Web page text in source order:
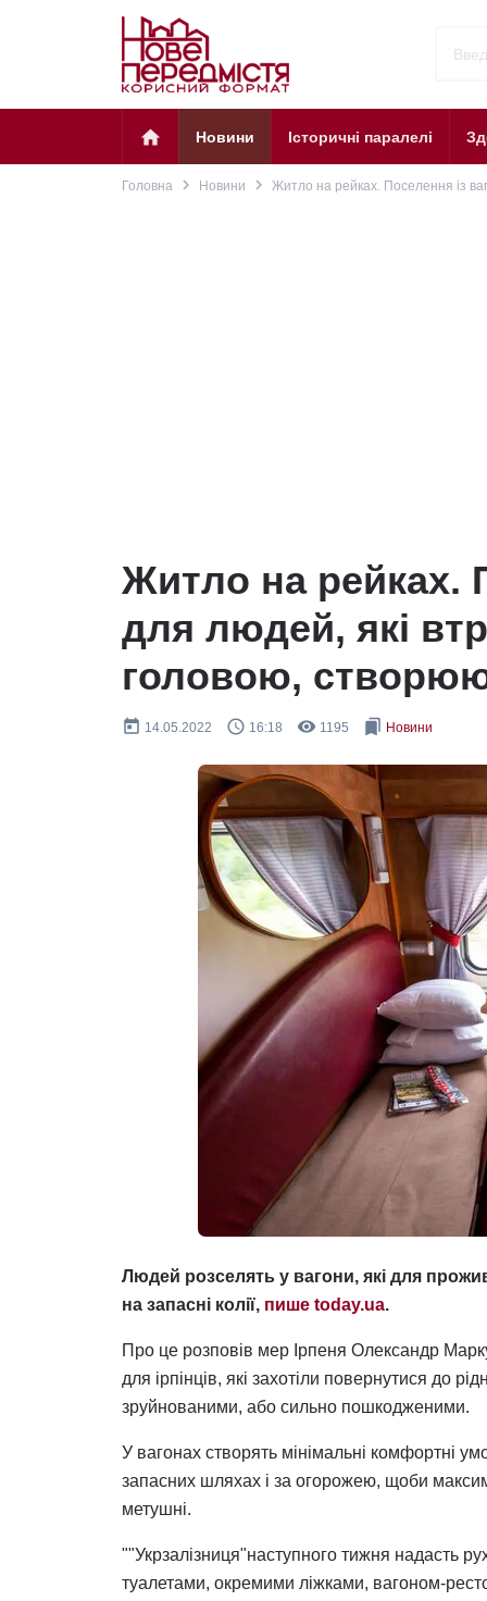
home Новини Історичні паралелі
Головна navigate_next Новини navigate_next Житло на рейках. Поселення із
Житло на рейках.
для людей, які
головою,
today 14.05.2022 query_builder 16:18 remove_red_eye 1195 bookmarks Новини
Людей розселять у вагони, які для
на запасні колії, пише today.ua.
Про це розповів мер Ірпеня Олександр
для ірпінців, які захотіли повернутися до
зруйнованими, або сильно пошкодженими.
У вагонах створять мінімальні комфортні
запасних шляхах і за огорожею, щоби
метушні.
""Укрзалізниця"наступного тижня надасть
туалетами, окремими ліжками, вагоном-